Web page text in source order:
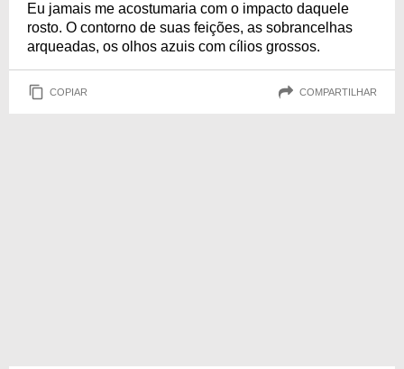
Eu jamais me acostumaria com o impacto daquele
rosto. O contorno de suas feições, as sobrancelhas
arqueadas, os olhos azuis com cílios grossos.
COPIAR COMPARTILHAR